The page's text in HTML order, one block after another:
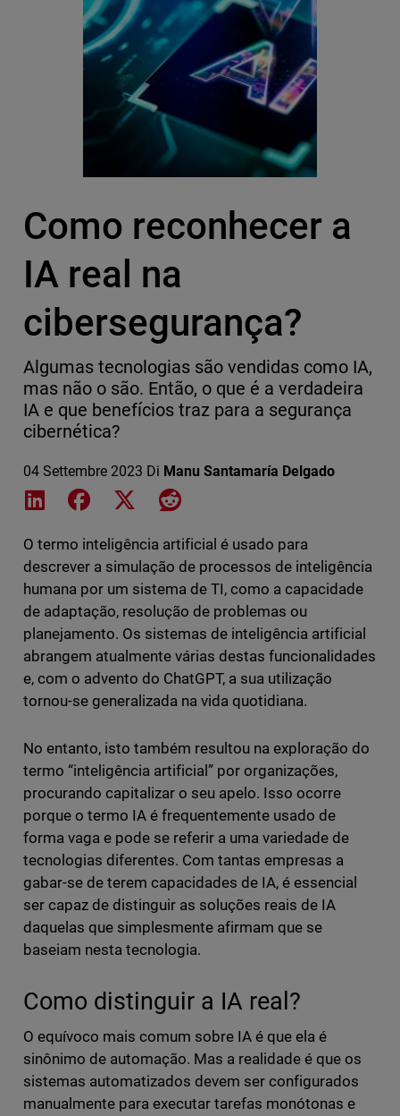
Como reconhecer a
IA real na
cibersegurança?
Algumas tecnologias são vendidas como IA,
mas não o são. Então, o que é a verdadeira
IA e que benefícios traz para a segurança
cibernética?
04 Settembre 2023 Di Manu Santamaría Delgado
Share on LinkedIn
Share on Facebook
Share on XShare on Reddit
O termo inteligência artificial é usado para
descrever a simulação de processos de inteligência
humana por um sistema de TI, como a capacidade
de adaptação, resolução de problemas ou
planejamento. Os sistemas de inteligência artificial
abrangem atualmente várias destas funcionalidades
e, com o advento do ChatGPT, a sua utilização
tornou-se generalizada na vida quotidiana.
No entanto, isto também resultou na exploração do
termo “inteligência artificial” por organizações,
procurando capitalizar o seu apelo. Isso ocorre
porque o termo IA é frequentemente usado de
forma vaga e pode se referir a uma variedade de
tecnologias diferentes. Com tantas empresas a
gabar-se de terem capacidades de IA, é essencial
ser capaz de distinguir as soluções reais de IA
daquelas que simplesmente afirmam que se
baseiam nesta tecnologia.
Como distinguir a IA real?
O equívoco mais comum sobre IA é que ela é
sinônimo de automação. Mas a realidade é que os
sistemas automatizados devem ser configurados
manualmente para executar tarefas monótonas e